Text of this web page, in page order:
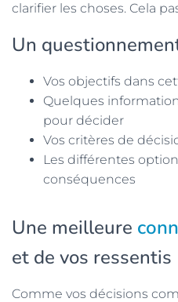
clarifier les choses. Cela
Un
Vos objectifs dans
Quelques
pour décider
Vos critères de
Les différentes
conséquences
Une meilleure
et de vos ressentis
Comme vos décisions